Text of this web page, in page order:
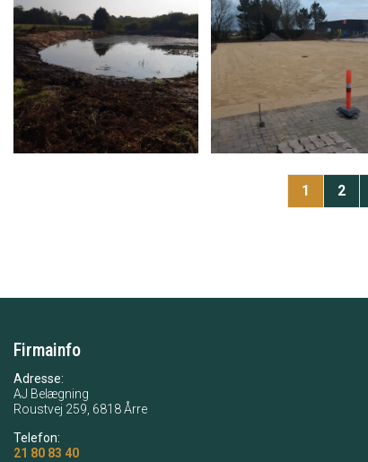
Side
1 Side
2
Firmainfo
Adresse:
AJ Belægning
Roustvej 259, 6818 Årre
Telefon:
21 80 83 40